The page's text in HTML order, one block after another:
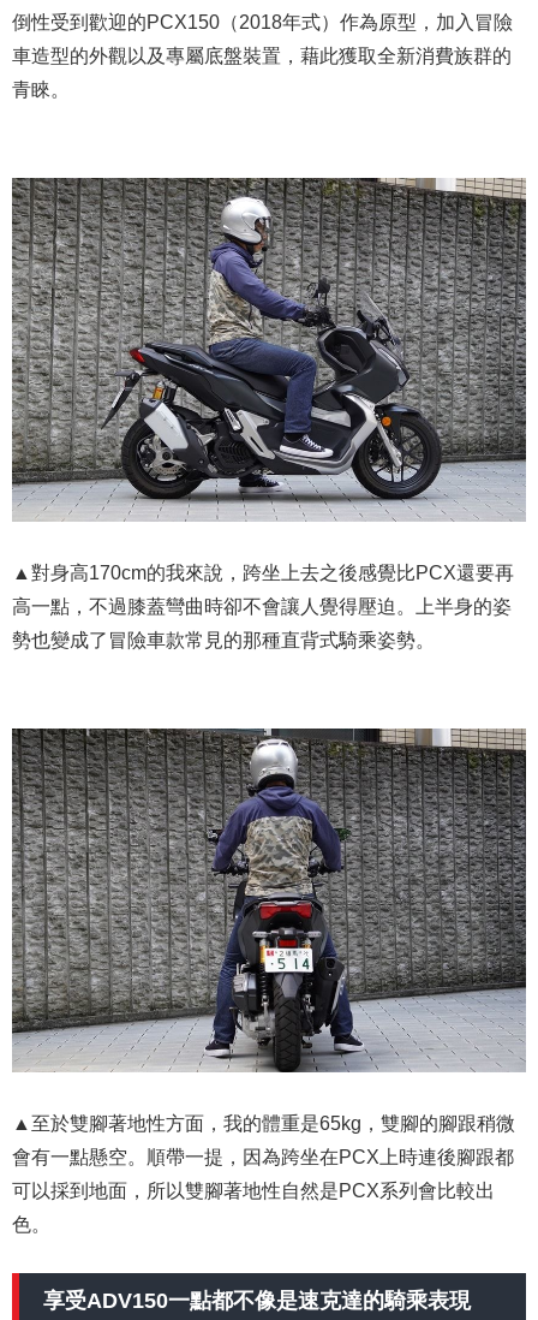
倒性受到歡迎的PCX150（2018年式）作為原型，加入冒險
車造型的外觀以及專屬底盤裝置，藉此獲取全新消費族群的
青睞。
▲對身高170cm的我來說，跨坐上去之後感覺比PCX還要再
高一點，不過膝蓋彎曲時卻不會讓人覺得壓迫。上半身的姿
勢也變成了冒險車款常見的那種直背式騎乘姿勢。
▲至於雙腳著地性方面，我的體重是65kg，雙腳的腳跟稍微
會有一點懸空。順帶一提，因為跨坐在PCX上時連後腳跟都
可以採到地面，所以雙腳著地性自然是PCX系列會比較出
色。
享受ADV150一點都不像是速克達的騎乘表現